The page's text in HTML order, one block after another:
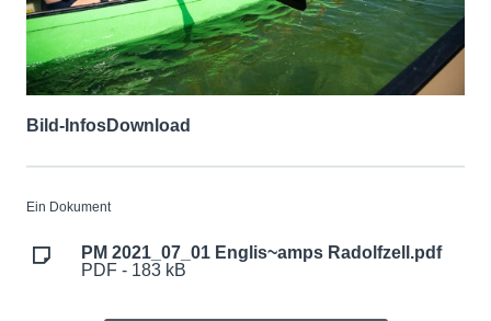
Bild-InfosDownload
Ein Dokument
PM 2021_07_01 Englis~amps Radolfzell.pdf
PDF - 183 kB